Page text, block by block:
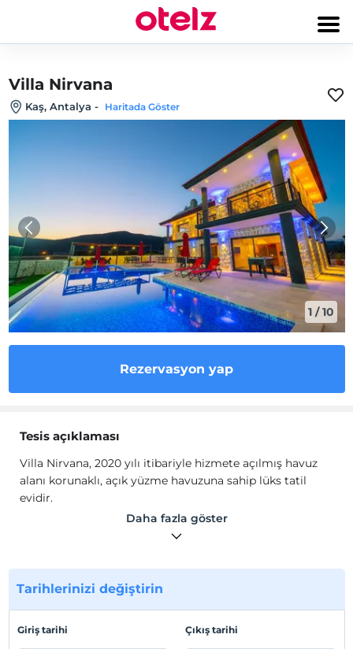
Villa Nirvana
Kaş, Antalya - Haritada Göster
1 /10
Rezervasyon yap
Tesis açıklaması
Villa Nirvana, 2020 yılı itibariyle hizmete açılmış havuz
alanı korunaklı, açık yüzme havuzuna sahip lüks tatil
evidir.
Villa Nirvana'nın odalarında; havuz, balkon, tam
donanımlı mutfak, bulaşık makinesi, fırın, ocak, mutfak
TV, Wi-Fi, makyaj masası, dolap, havlu seti, saç kurutma
makinesi bulunmaktadır.
Tesis lokasyon bilgileri
Antalya Kaş'ta konumlanmaktadır.
Daha fazla göster
Tarihlerinizi değiştirin
Giriş tarihi Çıkış tarihi